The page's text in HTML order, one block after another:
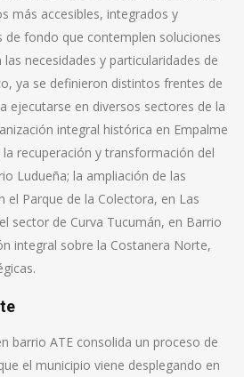
más accesibles, integrados y
de fondo que contemplen soluciones
necesidades y particularidades de
ya se definieron distintos frentes de
ejecutarse en diversos sectores de la
integral histórica en Empalme
recuperación y transformación del
Ludueña; la ampliación de las
el Parque de la Colectora, en Las
sector de Curva Tucumán, en Barrio
integral sobre la Costanera Norte,
barrio ATE consolida un proceso de
el municipio viene desplegando en